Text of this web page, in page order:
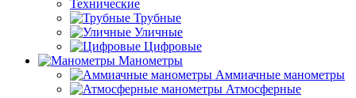
Технические
Трубные
Уличные
Цифровые
Манометры
Аммиачные манометры
Атмосферные